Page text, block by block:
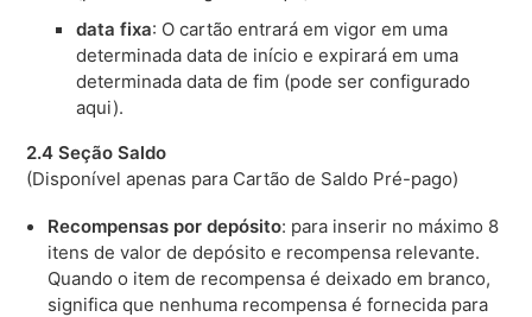
data fixa: O cartão entrará em vigor em uma
determinada data de início e expirará em uma
determinada data de fim (pode ser configurado
aqui).
2.4 Seção Saldo
(Disponível apenas para Cartão de Saldo Pré-pago)
Recompensas por depósito: para inserir no máximo 8
itens de valor de depósito e recompensa relevante.
Quando o item de recompensa é deixado em branco,
significa que nenhuma recompensa é fornecida para